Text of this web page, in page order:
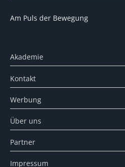
Am Puls der Bewegung
Akademie
Kontakt
Werbung
Über uns
Partner
Impressum